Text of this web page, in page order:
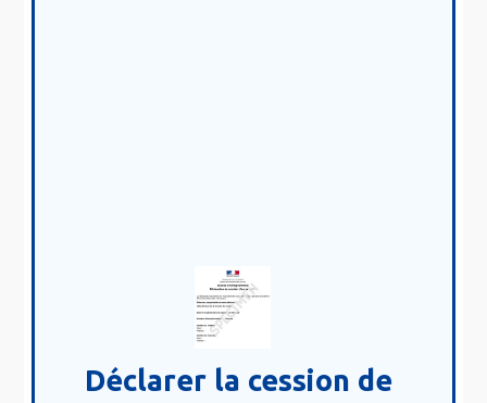
Déclarer la cession de